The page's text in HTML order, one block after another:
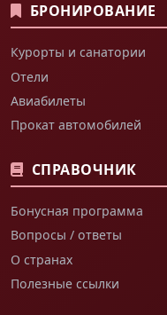
БРОНИРОВАНИЕ
Курорты и санатории
Отели
Авиабилеты
Прокат автомобилей
СПРАВОЧНИК
Бонусная программа
Вопросы / ответы
О странах
Полезные ссылки